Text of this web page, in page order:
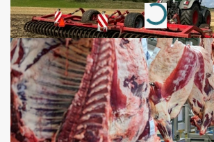
Loading...